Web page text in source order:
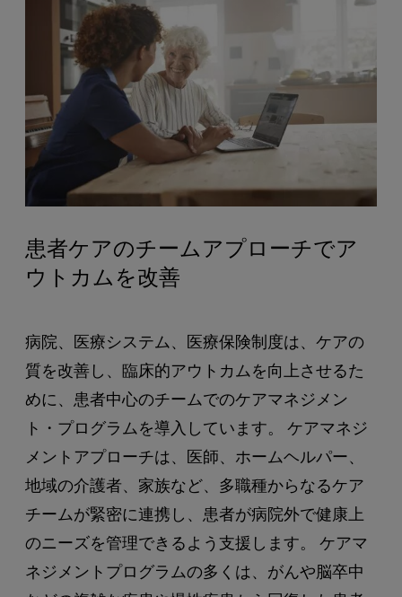
患者ケアのチームアプローチでア
ウトカムを改善
病院、医療システム、医療保険制度は、ケアの
質を改善し、臨床的アウトカムを向上させるた
めに、患者中心のチームでのケアマネジメン
ト・プログラムを導入しています。 ケアマネジ
メントアプローチは、医師、ホームヘルパー、
地域の介護者、家族など、多職種からなるケア
チームが緊密に連携し、患者が病院外で健康上
のニーズを管理できるよう支援します。 ケアマ
ネジメントプログラムの多くは、がんや脳卒中